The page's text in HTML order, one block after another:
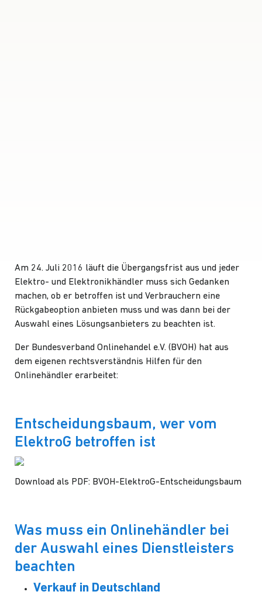
Am 24. Juli 2016 läuft die Übergangsfrist aus und jeder
Elektro- und Elektronikhändler muss sich Gedanken
machen, ob er betroffen ist und Verbrauchern eine
Rückgabeoption anbieten muss und was dann bei der
Auswahl eines Lösungsanbieters zu beachten ist.
Der Bundesverband Onlinehandel e.V. (BVOH) hat aus
dem eigenen rechtsverständnis Hilfen für den
Onlinehändler erarbeitet:
Entscheidungsbaum, wer vom
ElektroG betroffen ist
Download als PDF: BVOH-ElektroG-Entscheidungsbaum
Was muss ein Onlinehändler bei
der Auswahl eines Dienstleisters
beachten
Verkauf in Deutschland